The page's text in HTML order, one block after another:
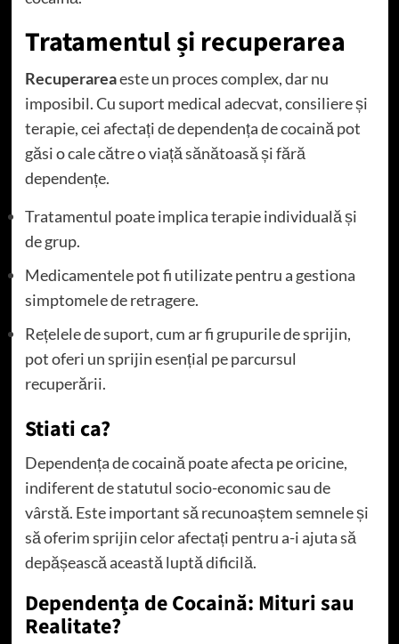
Tratamentul și recuperarea
Recuperareaeste un proces complex, dar nu
imposibil. Cu suport medical adecvat, consiliere și
terapie, cei afectați de dependența de cocaină pot
găsi o cale către o viață sănătoasă și fără
dependențe.
Tratamentul poate implica terapie individuală și
de grup.
Medicamentele pot fi utilizate pentru a gestiona
simptomele de retragere.
Rețelele de suport, cum ar fi grupurile de sprijin,
pot oferi un sprijin esențial pe parcursul
recuperării.
Stiati ca?
Dependența de cocaină poate afecta pe oricine,
indiferent de statutul socio-economic sau de
vârstă. Este important să recunoaștem semnele și
să oferim sprijin celor afectați pentru a-i ajuta să
depășească această luptă dificilă.
Dependența de Cocaină: Mituri sau
Realitate?